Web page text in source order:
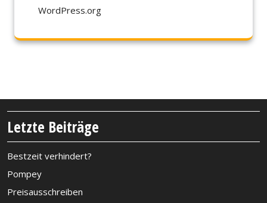
WordPress.org
Letzte Beiträge
Bestzeit verhindert?
Pompey
Preisausschreiben